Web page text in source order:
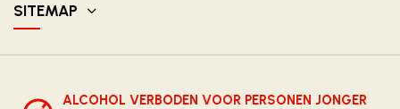
SITEMAP
ALCOHOL VERBODEN VOOR PERSONEN JONGER